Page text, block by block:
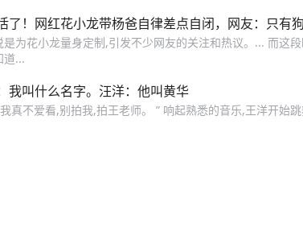
了！网红花小龙带杨爸自律差点自闭，网友：只有
是为花小龙量身定制,引发不少网友的关注和热议。... 而这
道...
我叫什么名字。汪洋：他叫黄华
真不爱看,别拍我,拍王老师。 ” 响起熟悉的音乐,王洋开始